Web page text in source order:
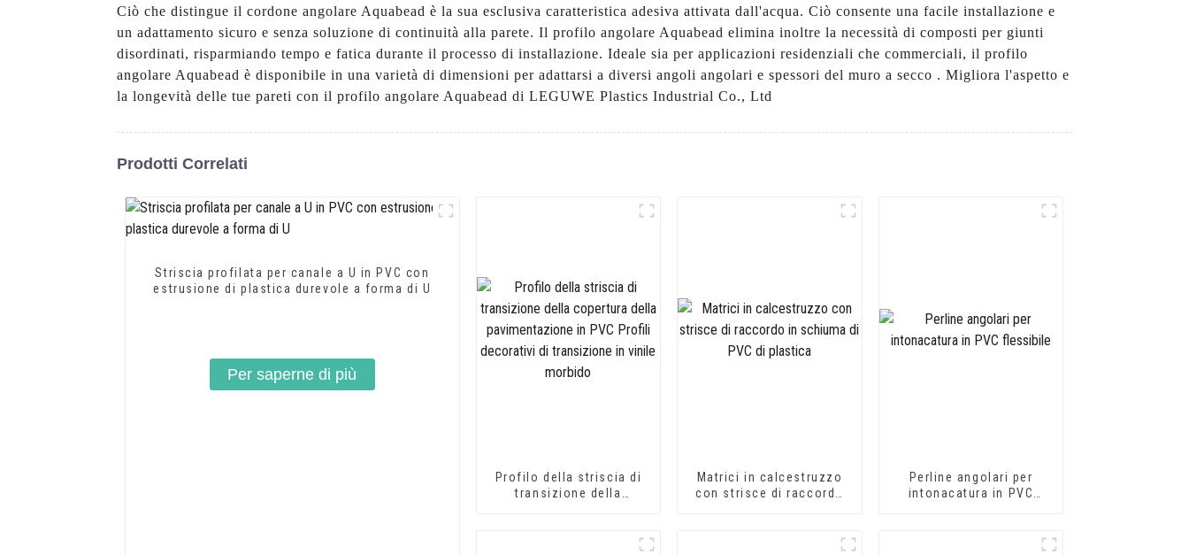
Ciò che distingue il cordone angolare Aquabead è la sua esclusiva caratteristica adesiva attivata dall'acqua. Ciò consente una facile installazione e
un adattamento sicuro e senza soluzione di continuità alla parete. Il profilo angolare Aquabead elimina inoltre la necessità di composti per giunti
disordinati, risparmiando tempo e fatica durante il processo di installazione. Ideale sia per applicazioni residenziali che commerciali, il profilo
angolare Aquabead è disponibile in una varietà di dimensioni per adattarsi a diversi angoli angolari e spessori del muro a secco . Migliora l'aspetto e
la longevità delle tue pareti con il profilo angolare Aquabead di LEGUWE Plastics Industrial Co., Ltd
Prodotti Correlati
Striscia profilata per canale a U in PVC con
estrusione di plastica durevole a forma di U
Per saperne di più
Profilo della striscia di
transizione della
Matrici in calcestruzzo
con strisce di raccordo
Perline angolari per
intonacatura in PVC